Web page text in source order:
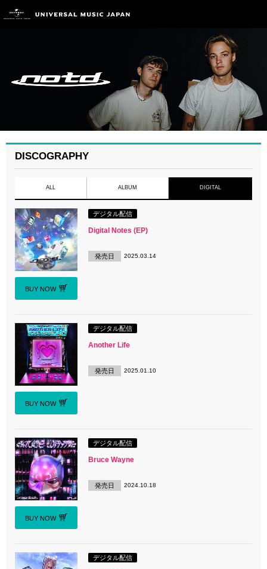
DISCOGRAPHY
ALL ALBUM DIGITAL
BUY NOW
デジタル配信
Digital Notes (EP)
発売日 2025.03.14
BUY NOW
デジタル配信
Another Life
発売日 2025.01.10
BUY NOW
デジタル配信
Bruce Wayne
発売日 2024.10.18
デジタル配信